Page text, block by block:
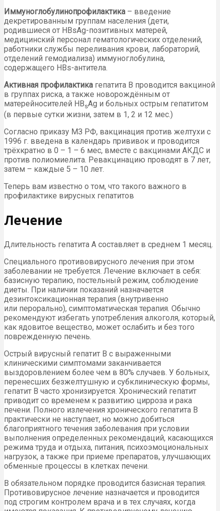
Иммуноглобулинопрофилактика – введение
декретированным группам населения (дети,
родившиеся от HBsAg-позитивных матерей,
медицинский персонал гематологических отделений,
работники службы переливания крови, лабораторий,
отделений гемодиализа) иммуноглобулина,
содержащего HBs-антитела.
Активная профилактика гепатита В проводится вакциной
в группах риска, а также новорождённым от
матерейносителей HBsAg и больных острым гепатитом
(в первые сутки жизни, затем в 1, 2 и 12 мес.)
Согласно приказу МЗ РФ, вакцинация против желтухи с
1996 г. введена в календарь прививок и проводится
трёхкратно в 0 – 1 – 6 мес, вместе с вакцинами АКДС и
против полиомиелита. Ревакцинацию проводят в 7 лет,
затем – каждые 5 – 10 лет.
Теперь вам известно о том, что такого важного в
профилактике вирусных гепатитов
Лечение
Длительность гепатита А составляет в среднем 1 месяц.
Специального противовирусного лечения при этом
заболевании не требуется. Лечение включает в себя:
базисную терапию, постельный режим, соблюдение
диеты. При наличии показаний назначается
дезинтоксикационная терапия (внутривенно
или перорально), симптоматическая терапия. Обычно
рекомендуют избегать употребления алкоголя, который,
как ядовитое вещество, может ослабить и без того
поврежденную печень.
Острый вирусный гепатит В с выраженными
клиническими симптомами заканчивается
выздоровлением более чем в 80% случаев. У больных,
перенесших безжелтушную и субклиническую формы,
гепатит В часто хронизируется. Хронический гепатит
приводит со временем к развитию цирроза и рака
печени. Полного излечения хронического гепатита В
практически не наступает, но можно добиться
благоприятного течения заболевания при условии
выполнения определенных рекомендаций, касающихся
режима труда и отдыха, питания, психоэмоциональных
нагрузок, а также при приеме препаратов, улучшающих
обменные процессы в клетках печени.
В обязательном порядке проводится базисная терапия.
Противовирусное лечение назначается и проводится
под строгим контролем врача и в тех случаях, когда